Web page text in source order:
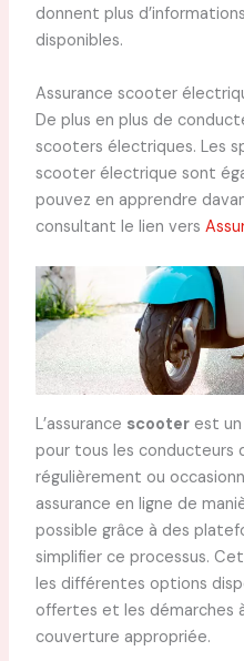
donnent plus
disponibles.
Assurance scooter
De plus en plus de
scooters électriques. Les
scooter électrique sont
pouvez en apprendre
consultant le lien vers
L’assurance scooterest un
pour tous les conducteurs
régulièrement ou
assurance en ligne de
possible grâce à des
simplifier ce processus.
les différentes options
offertes et les démarches
couverture appropriée.